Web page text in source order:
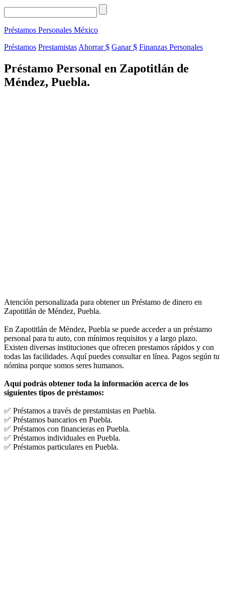
Préstamos Personales México
Préstamos Prestamistas Ahorrar $ Ganar $ Finanzas Personales
Préstamo Personal en Zapotitlán de
Méndez, Puebla.
Atención personalizada para obtener un Préstamo de dinero en
Zapotitlán de Méndez, Puebla.
En Zapotitlán de Méndez, Puebla se puede acceder a un préstamo
personal para tu auto, con mínimos requisitos y a largo plazo.
Existen diversas instituciones que ofrecen prestamos rápidos y con
todas las facilidades. Aquí puedes consultar en línea. Pagos según tu
nómina porque somos seres humanos.
Aquí podrás obtener toda la información acerca de los
siguientes tipos de préstamos:
✅ Préstamos a través de prestamistas en Puebla.
✅ Préstamos bancarios en Puebla.
✅ Préstamos con financieras en Puebla.
✅ Préstamos individuales en Puebla.
✅ Préstamos particulares en Puebla.